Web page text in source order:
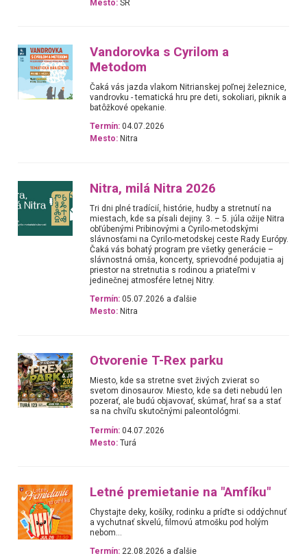
Mesto: SR
Vandorovka s Cyrilom a
Metodom
Čaká vás jazda vlakom Nitrianskej poľnej železnice,
vandrovku - tematická hru pre deti, sokoliari, piknik a
batôžkové opekanie.
Termín: 04.07.2026
Mesto: Nitra
Nitra, milá Nitra 2026
Tri dni plné tradícií, histórie, hudby a stretnutí na
miestach, kde sa písali dejiny. 3. – 5. júla ožije Nitra
obľúbenými Pribinovými a Cyrilo-metodskými
slávnosťami na Cyrilo-metodskej ceste Rady Európy.
Čaká vás bohatý program pre všetky generácie –
slávnostná omša, koncerty, sprievodné podujatia aj
priestor na stretnutia s rodinou a priateľmi v
jedinečnej atmosfére letnej Nitry.
Termín: 05.07.2026 a ďalšie
Mesto: Nitra
Otvorenie T-Rex parku
Miesto, kde sa stretne svet živých zvierat so
svetom dinosaurov. Miesto, kde sa deti nebudú len
pozerať, ale budú objavovať, skúmať, hrať sa a stať
sa na chvíľu skutočnými paleontológmi.
Termín: 04.07.2026
Mesto: Turá
Letné premietanie na "Amfíku"
Chystajte deky, košíky, rodinku a príďte si oddýchnuť
a vychutnať skvelú, filmovú atmošku pod holým
nebom...
Termín: 22.08.2026 a ďalšie